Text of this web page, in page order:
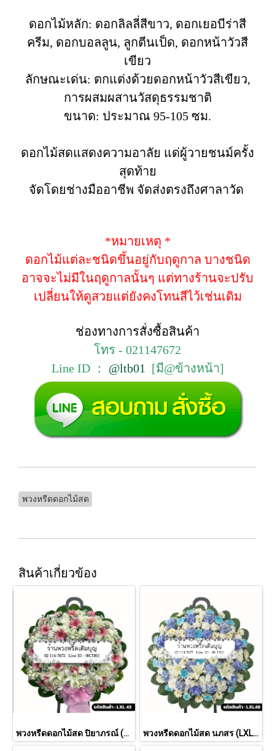
ดอกไม้หลัก: ดอกลิลลี่สีขาว, ดอกเยอบีร่าสี
ครีม, ดอกบอลลูน, ลูกตีนเป็ด, ดอกหน้าวัวสี
เขียว
ลักษณะเด่น: ตกแต่งด้วยดอกหน้าวัวสีเขียว,
การผสมผสานวัสดุธรรมชาติ
ขนาด: ประมาณ 95-105 ซม.
ดอกไม้สดแสดงความอาลัย แด่ผู้วายชนม์ครั้ง
สุดท้าย
จัดโดยช่างมืออาชีพ จัดส่งตรงถึงศาลาวัด
*หมายเหตุ *
ดอกไม้แต่ละชนิดขึ้นอยู่กับฤดูกาล บางชนิด
อาจจะไม่มีในฤดูกาลนั้นๆ แต่ทางร้านจะปรับ
เปลี่ยนให้ดูสวยแต่ยังคงโทนสีไว้เช่นเดิม
ช่องทางการสั่งซื้อสินค้า
โทร - 021147672
Line ID ： @ltb01 [มี@ข้างหน้า]
พวงหรีดดอกไม้สด
สินค้าเกี่ยวข้อง
พวงหรีดดอกไม้สด ปิยาภรณ์ (LXL43) พวงหรีดดอกไม้สด นภสร (LXL 48)